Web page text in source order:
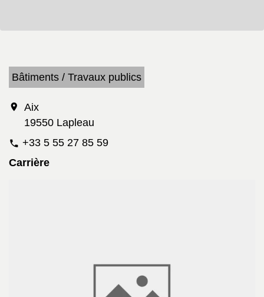
Bâtiments / Travaux publics
location_on
Aix
19550 Lapleau
phone +33 5 55 27 85 59
Carrière